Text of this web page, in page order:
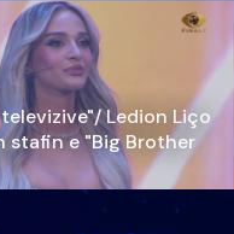
Ledion Liço
stafin e "Big Brother